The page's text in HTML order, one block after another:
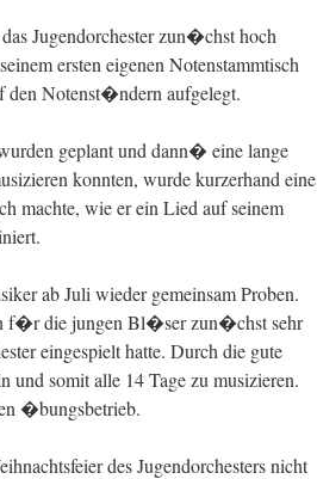
Jugendorchester zun�chst hoch
ersten eigenen Notenstammtisch
den Notenst�ndern aufgelegt.
geplant und dann� eine lange
konnten, wurde kurzerhand eine
machte, wie er ein Lied auf seinem
ab Juli wieder gemeinsam Proben.
f�r die jungen Bl�ser zun�chst sehr
eingespielt hatte. Durch die gute
somit alle 14 Tage zu musizieren.
�bungsbetrieb.
des Jugendorchesters nicht